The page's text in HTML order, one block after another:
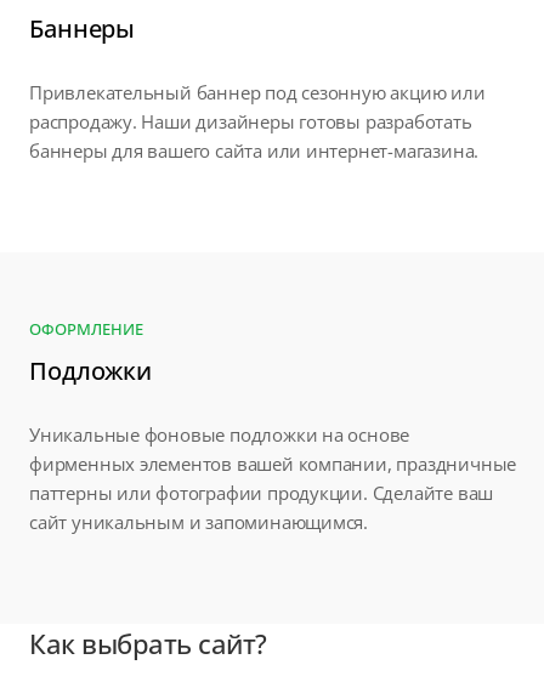
Баннеры
Привлекательный баннер под сезонную акцию или
распродажу. Наши дизайнеры готовы разработать
баннеры для вашего сайта или интернет-магазина.
ОФОРМЛЕНИЕ
Подложки
Уникальные фоновые подложки на основе
фирменных элементов вашей компании, праздничные
паттерны или фотографии продукции. Сделайте ваш
сайт уникальным и запоминающимся.
Как выбрать сайт?